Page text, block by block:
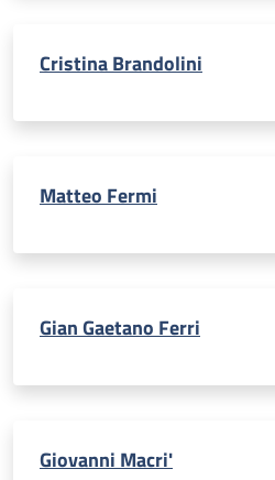
Cristina Brandolini
Matteo Fermi
Gian Gaetano Ferri
Giovanni Macri'